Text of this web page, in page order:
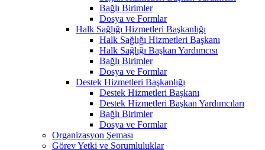
Bağlı Birimler
Dosya ve Formlar
Halk Sağlığı Hizmetleri Başkanlığı
Halk Sağlığı Hizmetleri Başkanı
Halk Sağlığı Başkan Yardımcısı
Bağlı Birimler
Dosya ve Formlar
Destek Hizmetleri Başkanlığı
Destek Hizmetleri Başkanı
Destek Hizmetleri Başkan Yardımcıları
Bağlı Birimler
Dosya ve Formlar
Organizasyon Şeması
Görev Yetki ve Sorumluluklar